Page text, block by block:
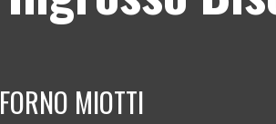
FORNO MIOTTI